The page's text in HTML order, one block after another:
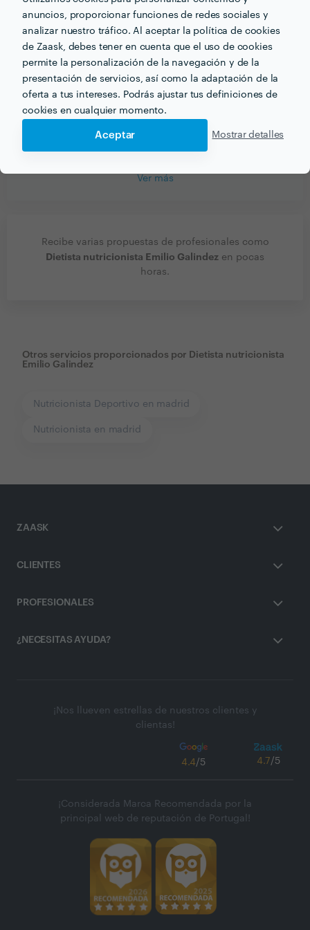
anuncios, proporcionar funciones de redes sociales y
analizar nuestro tráfico. Al aceptar la política de cookies
de Zaask, debes tener en cuenta que el uso de cookies
permite la personalización de la navegación y de la
presentación de servicios, así como la adaptación de la
oferta a tus intereses. Podrás ajustar tus definiciones de
cookies en cualquier momento.
Aceptar Mostrar detalles
Que busque siempre un especialista titulado y
colegiado
¿Cómo empezaste a trabajar en este sector
A partir de las prácticas que me proporcionó la
Ver más
Recibe varias propuestas de profesionales como
Dietista nutricionista Emilio Galindez en pocas
horas.
Otros servicios proporcionados por Dietista nutricionista
Emilio Galindez
Nutricionista Deportivo en madrid
Nutricionista en madrid
ZAASK
CLIENTES
PROFESIONALES
¿NECESITAS AYUDA?
¡Nos llueven estrellas de nuestros clientes y
clientas!
4.4/5 4.7/5
¡Considerada Marca Recomendada por la
principal web de reputación de Portugal!